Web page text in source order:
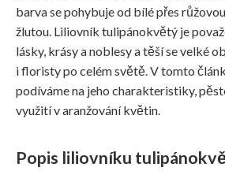
barva se pohybuje od bílé přes
žlutou. Liliovník tulipánokvětý je
lásky, krásy a noblesy a těší se velké
i floristy po celém světě. V tomto
podíváme na jeho charakteristiky,
využití v aranžování květin.
Popis liliovníku